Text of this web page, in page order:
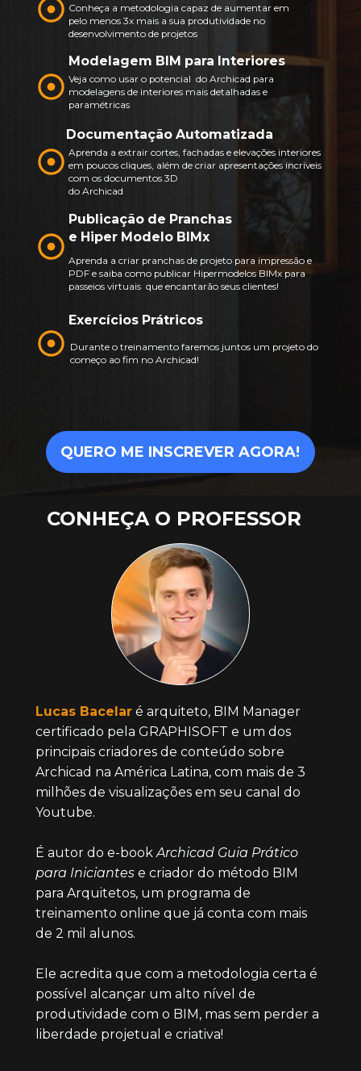
Conheça a metodologia capaz de aumentar em
pelo menos 3x mais a sua produtividade no
desenvolvimento de projetos
Veja como usar o potencial  do Archicad para
modelagens de interiores mais detalhadas e
paramétricas
Modelagem BIM para Interiores
Aprenda a extrair cortes, fachadas e elevações interiores
em poucos cliques, além de criar apresentações incríveis
com os documentos 3D
do Archicad
Documentação Automatizada
Aprenda a criar pranchas de projeto para impressão e
PDF e saiba como publicar Hipermodelos BIMx para
passeios virtuais  que encantarão seus clientes!
Publicação de Pranchas
e Hiper Modelo BIMx
Durante o treinamento faremos juntos um projeto do
começo ao fim no Archicad!
Exercícios Prátricos
QUERO ME INSCREVER AGORA!
CONHEÇA O PROFESSOR
Lucas Bacelar é arquiteto, BIM Manager
certificado pela GRAPHISOFT e um dos
principais criadores de conteúdo sobre
Archicad na América Latina, com mais de 3
milhões de visualizações em seu canal do
Youtube.
É autor do e-book Archicad Guia Prático
para Iniciantes e criador do método BIM
para Arquitetos, um programa de
treinamento online que já conta com mais
de 2 mil alunos.
Ele acredita que com a metodologia certa é
possível alcançar um alto nível de
produtividade com o BIM, mas sem perder a
liberdade projetual e criativa!